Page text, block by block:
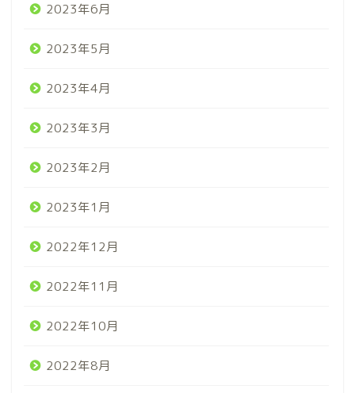
2023年6月
2023年5月
2023年4月
2023年3月
2023年2月
2023年1月
2022年12月
2022年11月
2022年10月
2022年8月